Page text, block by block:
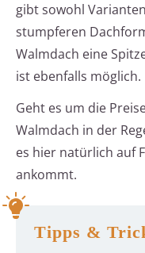
gibt sowohl
stumpferen
Walmdach eine
ist ebenfalls möglich.
Geht es um die
Walmdach in der
es hier natürlich auf
ankommt.
Tipps &